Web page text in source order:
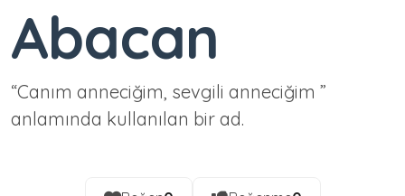
Abacan
“Canım anneciğim, sevgili anneciğim ”
anlamında kullanılan bir ad.